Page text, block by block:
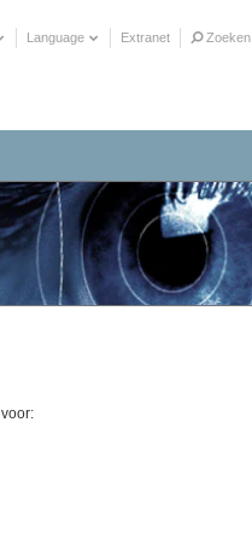
Language Extranet Zoeken